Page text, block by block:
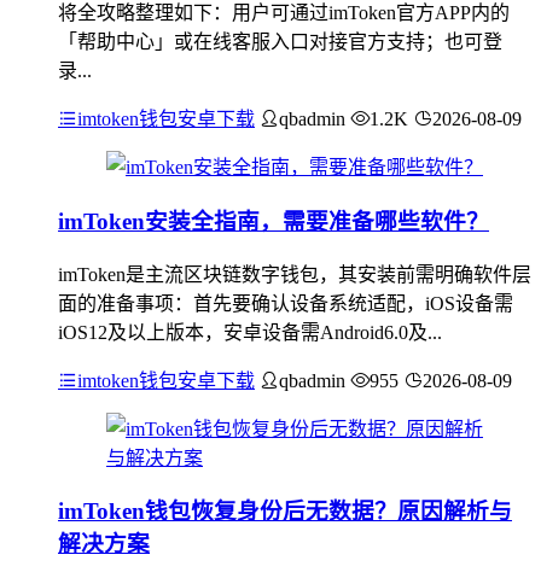
将全攻略整理如下：用户可通过imToken官方APP内的
「帮助中心」或在线客服入口对接官方支持；也可登
录...
imtoken钱包安卓下载 qbadmin 1.2K 2026-08-09
imToken安装全指南，需要准备哪些软件？
imToken是主流区块链数字钱包，其安装前需明确软件层
面的准备事项：首先要确认设备系统适配，iOS设备需
iOS12及以上版本，安卓设备需Android6.0及...
imtoken钱包安卓下载 qbadmin 955 2026-08-09
imToken钱包恢复身份后无数据？原因解析与
解决方案